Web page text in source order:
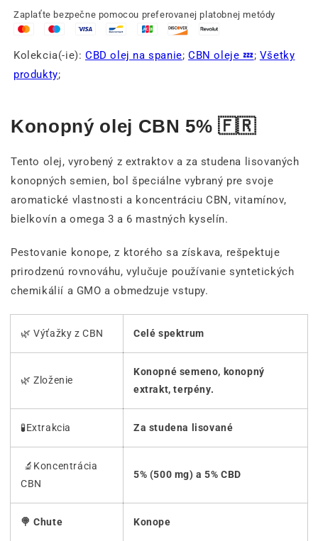
Zaplaťte bezpečne pomocou preferovanej platobnej metódy
Kolekcia(-ie): CBD olej na spanie;CBN oleje 💤; Všetky
produkty;
Konopný olej CBN 5% 🇫🇷
Tento olej, vyrobený z extraktov a za studena lisovaných
konopných semien, bol špeciálne vybraný pre svoje
aromatické vlastnosti a koncentráciu CBN, vitamínov,
bielkovín a omega 3 a 6 mastných kyselín.
Pestovanie konope, z ktorého sa získava, rešpektuje
prirodzenú rovnováhu, vylučuje používanie syntetických
chemikálií a GMO a obmedzuje vstupy.
🌿 Výťažky z CBN Celé spektrum
🌿 Zloženie
Konopné semeno, konopný
extrakt, terpény.
🧪Extrakcia Za studena lisované
🔬Koncentrácia
CBN
5% (500 mg) a 5% CBD
🍭 Chute Konope